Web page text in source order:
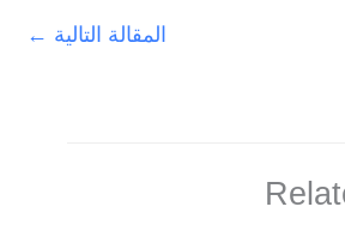
المقالة التالية ←